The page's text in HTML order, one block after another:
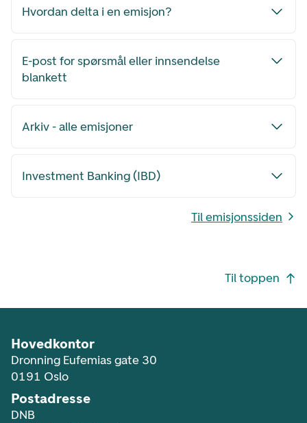
Hvordan delta i en emisjon?
E-post for spørsmål eller innsendelse
blankett
Arkiv - alle emisjoner
Investment Banking (IBD)
Til emisjonssiden
Til toppen
Hovedkontor
Dronning Eufemias gate 30
0191 Oslo
Postadresse
DNB